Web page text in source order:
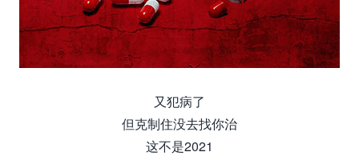
又犯病了
但克制住没去找你治
这不是2021